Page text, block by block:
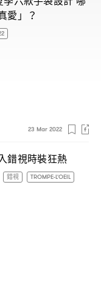
」
？
23 Mar 2022
錯視時裝狂熱
錯視 TROMPE-L'OEIL